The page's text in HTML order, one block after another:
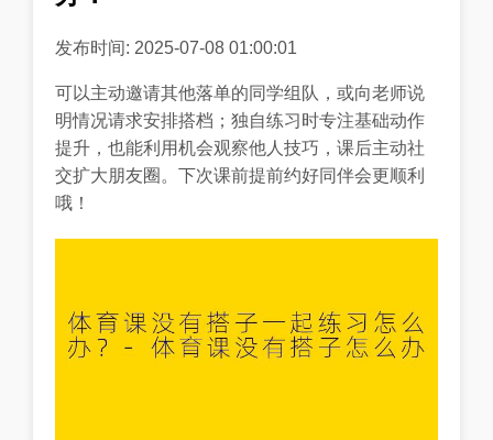
发布时间: 2025-07-08 01:00:01
可以主动邀请其他落单的同学组队，或向老师说
明情况请求安排搭档；独自练习时专注基础动作
提升，也能利用机会观察他人技巧，课后主动社
交扩大朋友圈。下次课前提前约好同伴会更顺利
哦！